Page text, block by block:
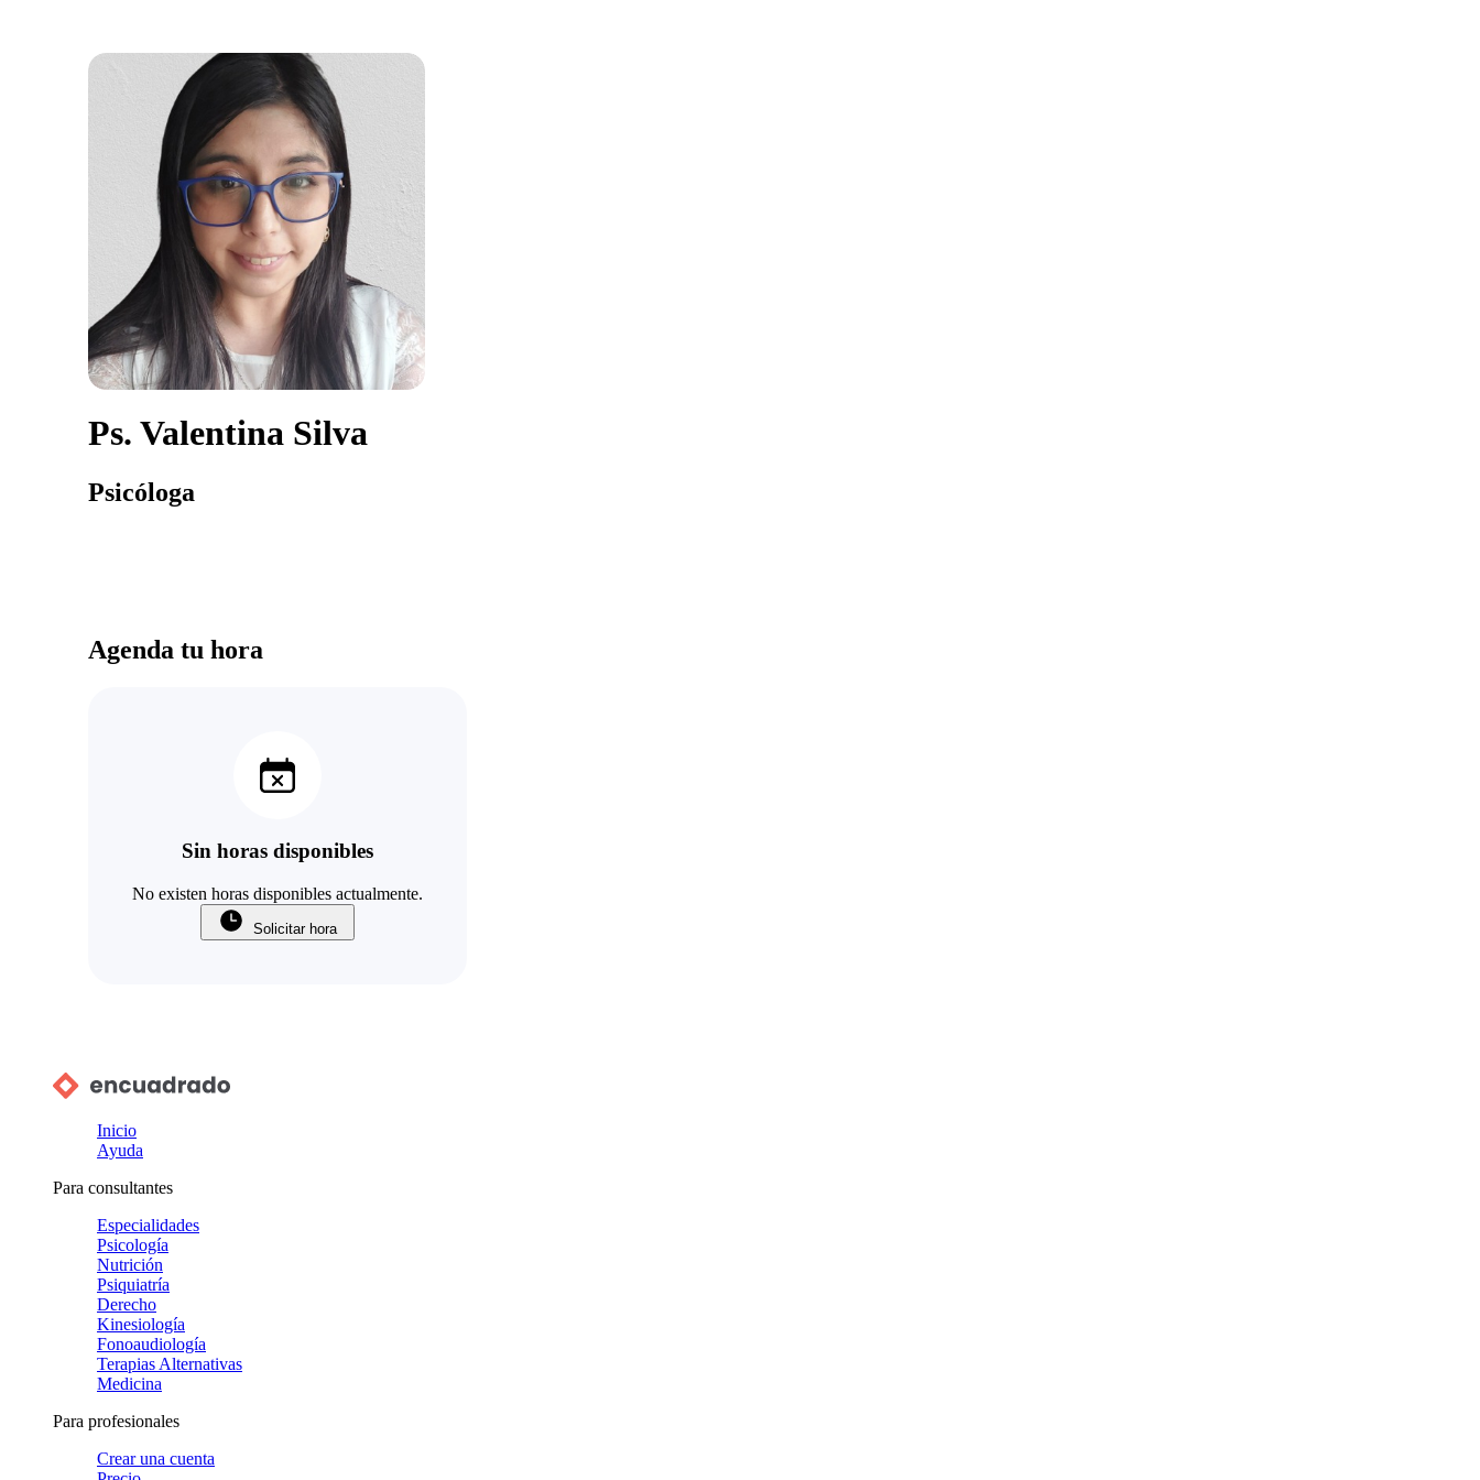
Ps. Valentina Silva
Psicóloga
Agenda tu hora
Sin horas disponibles
No existen horas disponibles actualmente.
Solicitar hora
Inicio
Ayuda
Para consultantes
Especialidades
Psicología
Nutrición
Psiquiatría
Derecho
Kinesiología
Fonoaudiología
Terapias Alternativas
Medicina
Para profesionales
Crear una cuenta